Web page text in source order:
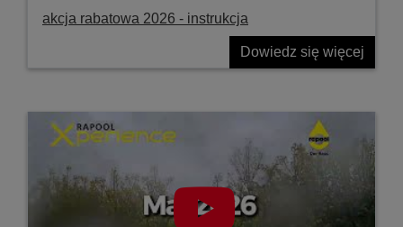
akcja rabatowa 2026 - instrukcja
Dowiedz się więcej